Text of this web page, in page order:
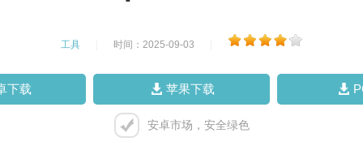
工具 时间：2025-09-03
下载 苹果下载
安卓市场，安全绿色